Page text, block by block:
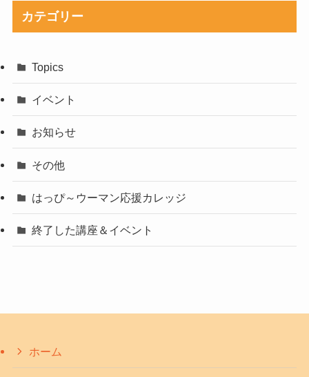
カテゴリー
Topics
イベント
お知らせ
その他
はっぴ～ウーマン応援カレッジ
終了した講座＆イベント
ホーム